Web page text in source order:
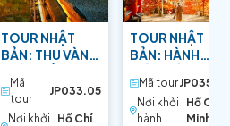
TOUR NHẬT
BẢN: THU VÀNG
NƯỚC PHÙ
TANG
Mã
tour
JP033.05
Nơi khởi
Hồ Chí
TOUR NHẬT
BẢN: HÀNH
KÝ ỨC XƯA
Mã tourJP035.05
Nơi khởi
hành
Hồ Chí
Minh